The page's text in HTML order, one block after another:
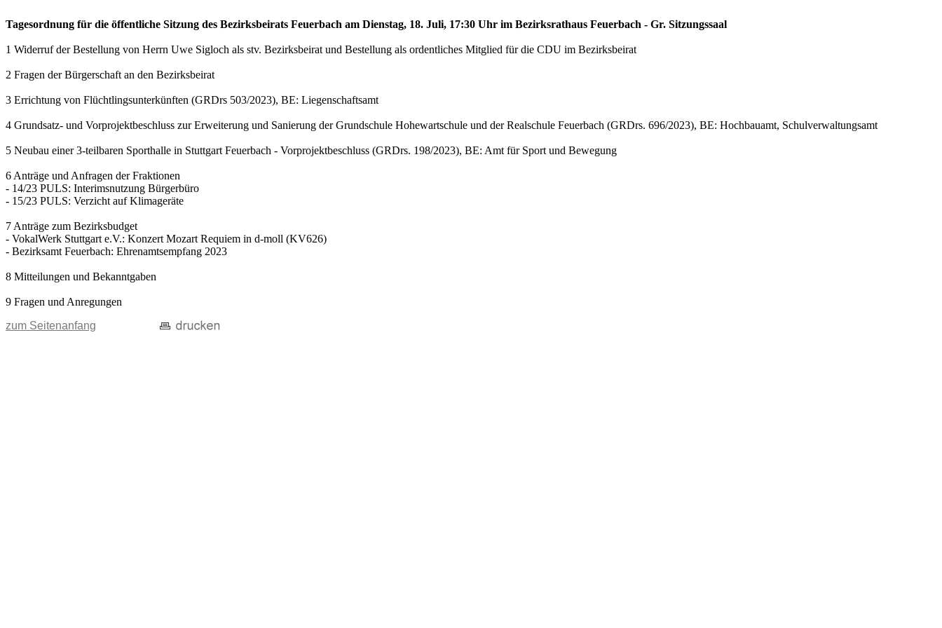
Tagesordnung für die öffentliche Sitzung des Bezirksbeirats Feuerbach am Dienstag, 18. Juli, 17:30 Uhr im Bezirksrathaus Feuerbach - Gr. Sitzungssaal
1 Widerruf der Bestellung von Herrn Uwe Sigloch als stv. Bezirksbeirat und Bestellung als ordentliches Mitglied für die CDU im Bezirksbeirat
2 Fragen der Bürgerschaft an den Bezirksbeirat
3 Errichtung von Flüchtlingsunterkünften (GRDrs 503/2023), BE: Liegenschaftsamt
4 Grundsatz- und Vorprojektbeschluss zur Erweiterung und Sanierung der Grundschule Hohewartschule und der Realschule Feuerbach (GRDrs. 696/2023), BE: Hochbauamt, Schulverwaltungsamt
5 Neubau einer 3-teilbaren Sporthalle in Stuttgart Feuerbach - Vorprojektbeschluss (GRDrs. 198/2023), BE: Amt für Sport und Bewegung
6 Anträge und Anfragen der Fraktionen
- 14/23 PULS: Interimsnutzung Bürgerbüro
- 15/23 PULS: Verzicht auf Klimageräte
7 Anträge zum Bezirksbudget
- VokalWerk Stuttgart e.V.: Konzert Mozart Requiem in d-moll (KV626)
- Bezirksamt Feuerbach: Ehrenamtsempfang 2023
8 Mitteilungen und Bekanntgaben
9 Fragen und Anregungen
zum Seitenanfang